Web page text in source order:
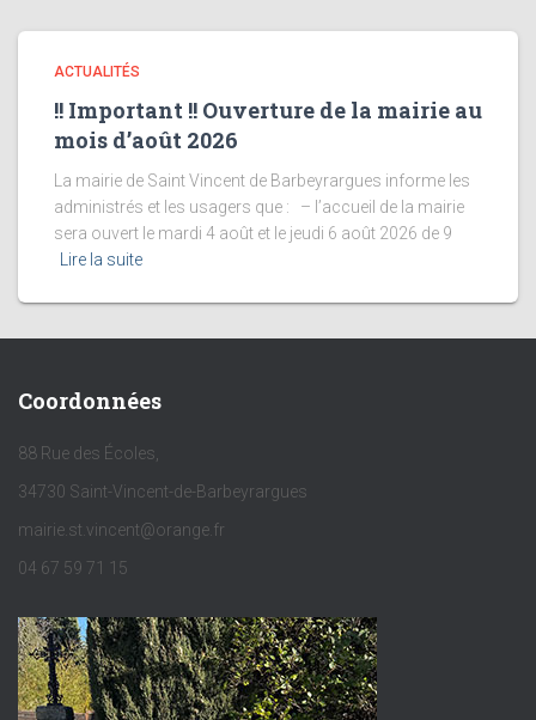
ACTUALITÉS
!! Important !! Ouverture de la mairie au
mois d’août 2026
La mairie de Saint Vincent de Barbeyrargues informe les
administrés et les usagers que : – l’accueil de la mairie
sera ouvert le mardi 4 août et le jeudi 6 août 2026 de 9
Lire la suite
Coordonnées
88 Rue des Écoles,
34730 Saint-Vincent-de-Barbeyrargues
mairie.st.vincent@orange.fr
04 67 59 71 15